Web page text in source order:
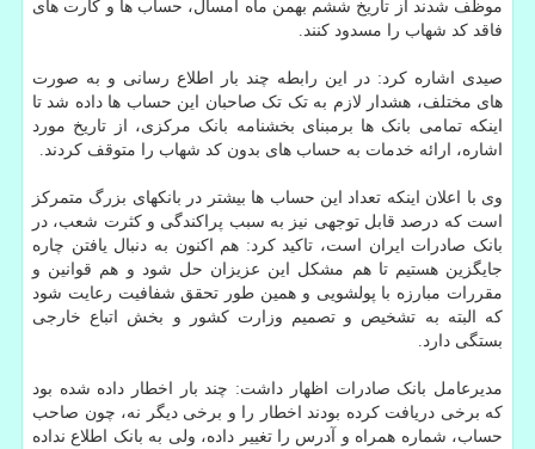
موظف شدند از تاریخ ششم بهمن ماه امسال، حساب ها و کارت های
فاقد کد شهاب را مسدود کنند.
صیدی اشاره کرد: در این رابطه چند بار اطلاع رسانی و به صورت
های مختلف، هشدار لازم به تک تک صاحبان این حساب ها داده شد تا
اینکه تمامی بانک ها برمبنای بخشنامه بانک مرکزی، از تاریخ مورد
اشاره، ارائه خدمات به حساب های بدون کد شهاب را متوقف کردند.
وی با اعلان اینکه تعداد این حساب ها بیشتر در بانکهای بزرگ متمرکز
است که درصد قابل توجهی نیز به سبب پراکندگی و کثرت شعب، در
بانک صادرات ایران است، تاکید کرد: هم اکنون به دنبال یافتن چاره
جایگزین هستیم تا هم مشکل این عزیزان حل شود و هم قوانین و
مقررات مبارزه با پولشویی و همین طور تحقق شفافیت رعایت شود
که البته به تشخیص و تصمیم وزارت کشور و بخش اتباع خارجی
بستگی دارد.
مدیرعامل بانک صادرات اظهار داشت: چند بار اخطار داده شده بود
که برخی دریافت کرده بودند اخطار را و برخی دیگر نه، چون صاحب
حساب، شماره همراه و آدرس را تغییر داده، ولی به بانک اطلاع نداده